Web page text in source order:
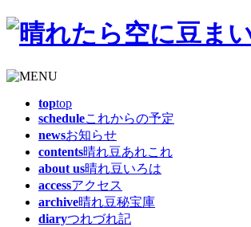
toptop
scheduleこれからの予定
newsお知らせ
contents晴れ豆あれこれ
about us晴れ豆いろは
accessアクセス
archive晴れ豆秘宝庫
diaryつれづれ記